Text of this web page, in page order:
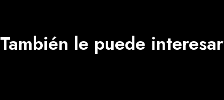
También le puede interesar